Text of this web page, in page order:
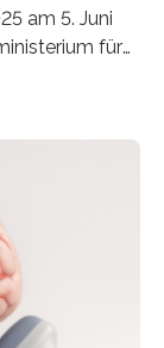
am 5. Juni
für
in
– unter
2025 in